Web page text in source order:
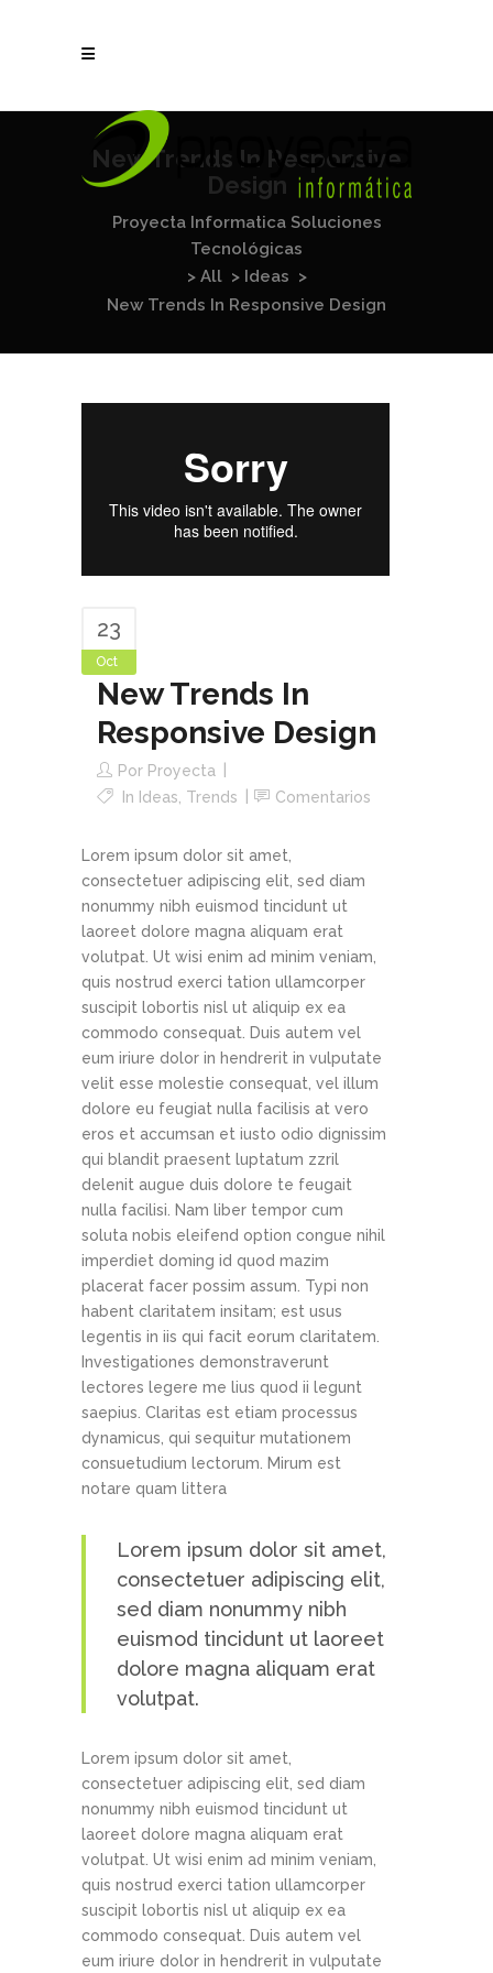
New Trends In Responsive
Design
Proyecta Informatica Soluciones
Tecnológicas
> All > Ideas >
New Trends In Responsive Design
23
Oct
New Trends In
Responsive Design
Por Proyecta
In Ideas, Trends Comentarios
Lorem ipsum dolor sit amet,
consectetuer adipiscing elit, sed diam
nonummy nibh euismod tincidunt ut
laoreet dolore magna aliquam erat
volutpat. Ut wisi enim ad minim veniam,
quis nostrud exerci tation ullamcorper
suscipit lobortis nisl ut aliquip ex ea
commodo consequat. Duis autem vel
eum iriure dolor in hendrerit in vulputate
velit esse molestie consequat, vel illum
dolore eu feugiat nulla facilisis at vero
eros et accumsan et iusto odio dignissim
qui blandit praesent luptatum zzril
delenit augue duis dolore te feugait
nulla facilisi. Nam liber tempor cum
soluta nobis eleifend option congue nihil
imperdiet doming id quod mazim
placerat facer possim assum. Typi non
habent claritatem insitam; est usus
legentis in iis qui facit eorum claritatem.
Investigationes demonstraverunt
lectores legere me lius quod ii legunt
saepius. Claritas est etiam processus
dynamicus, qui sequitur mutationem
consuetudium lectorum. Mirum est
notare quam littera
Lorem ipsum dolor sit amet,
consectetuer adipiscing elit,
sed diam nonummy nibh
euismod tincidunt ut laoreet
dolore magna aliquam erat
volutpat.
Lorem ipsum dolor sit amet,
consectetuer adipiscing elit, sed diam
nonummy nibh euismod tincidunt ut
laoreet dolore magna aliquam erat
volutpat. Ut wisi enim ad minim veniam,
quis nostrud exerci tation ullamcorper
suscipit lobortis nisl ut aliquip ex ea
commodo consequat. Duis autem vel
eum iriure dolor in hendrerit in vulputate